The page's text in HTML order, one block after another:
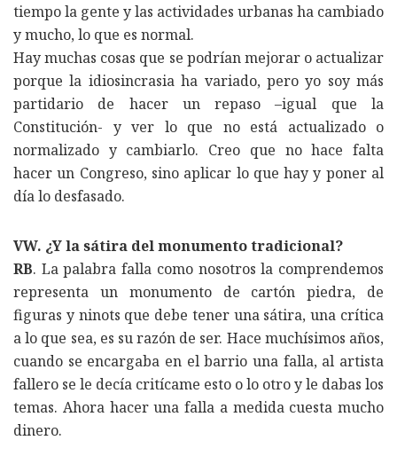
tiempo la gente y las actividades urbanas ha cambiado
y mucho, lo que es normal.
Hay muchas cosas que se podrían mejorar o actualizar
porque la idiosincrasia ha variado, pero yo soy más
partidario de hacer un repaso –igual que la
Constitución- y ver lo que no está actualizado o
normalizado y cambiarlo. Creo que no hace falta
hacer un Congreso, sino aplicar lo que hay y poner al
día lo desfasado.
VW. ¿Y la sátira del monumento tradicional?
RB. La palabra falla como nosotros la comprendemos
representa un monumento de cartón piedra, de
figuras y ninots que debe tener una sátira, una crítica
a lo que sea, es su razón de ser. Hace muchísimos años,
cuando se encargaba en el barrio una falla, al artista
fallero se le decía critícame esto o lo otro y le dabas los
temas. Ahora hacer una falla a medida cuesta mucho
dinero.